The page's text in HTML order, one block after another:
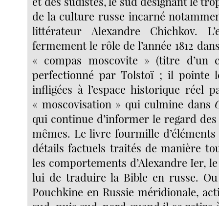
de la culture russe incarné
littérateur Alexandre Chichkov.
fermement le rôle de l’année 1812
« compas moscovite » (titre d’un
perfectionné par Tolstoï ; il pointe
infligées à l’espace historique réel
« moscovisation » qui culmine dans
qui continue d’informer le regard
mêmes. Le livre fourmille
détails factuels traités de manière
les comportements d’Alexandre Ier,
lui de traduire la Bible en russe. Ou
Pouchkine en Russie méridionale,